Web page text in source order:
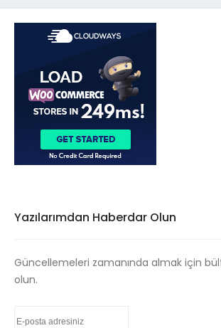
Yazılarımdan Haberdar Olun
Güncellemeleri zamanında almak için
olun.